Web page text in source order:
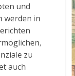
und
werden in
zu
auch